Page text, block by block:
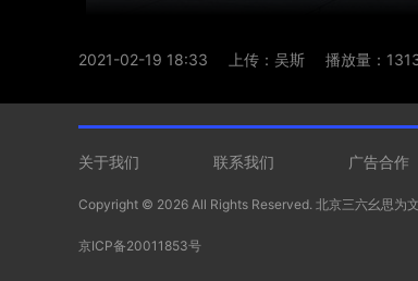
2021-02-19 18:33 上传：吴斯 播放量：
关于我们 联系我们 广告合作
Copyright © 2026 All Rights Reserved. 北京三六幺思为
京ICP备20011853号